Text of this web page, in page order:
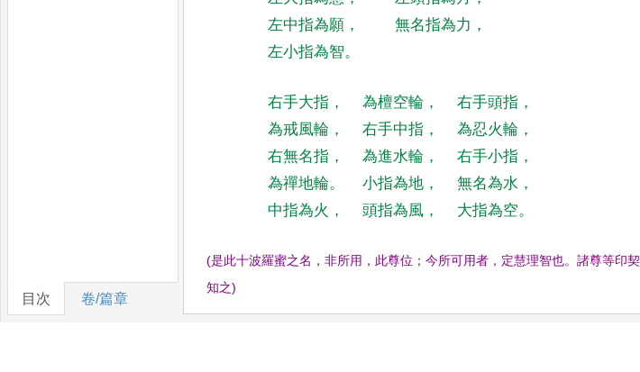
目次 卷/篇章
左中指為願 ， 無名指為力 ，
左小指為智。
右手大指 ， 為檀空輪 ， 右手頭指 ，
為戒風輪 ， 右手中指 ， 為忍火輪 ，
右無名指 ， 為進水輪 ， 右手小指 ，
為禪地輪。 小指為地 ， 無名為水 ，
中指為火 ， 頭指為風 ， 大指為空。
(是此十波羅蜜之名 ， 非所用 ， 此尊位 ； 今所可用者 ， 定慧理智也。 諸尊等印契
知之)